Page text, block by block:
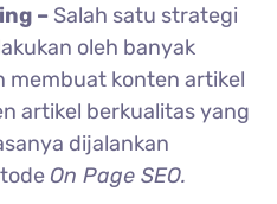
– Salah satu strategi
oleh banyak
membuat konten artikel
artikel berkualitas yang
dijalankan
On Page SEO.